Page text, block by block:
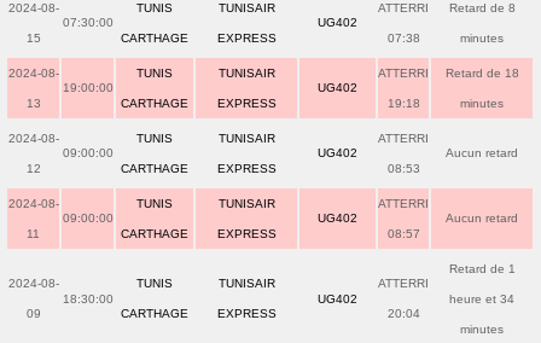
2024-08-
15
07:30:00
TUNIS
CARTHAGE
TUNISAIR
EXPRESS
UG402
ATTERRI
07:38
Retard de 8
minutes
2024-08-
13
19:00:00
TUNIS
CARTHAGE
TUNISAIR
EXPRESS
UG402
ATTERRI
19:18
Retard de 18
minutes
2024-08-
12
09:00:00
TUNIS
CARTHAGE
TUNISAIR
EXPRESS
UG402
ATTERRI
08:53
Aucun retard
2024-08-
11
09:00:00
TUNIS
CARTHAGE
TUNISAIR
EXPRESS
UG402
ATTERRI
08:57
Aucun retard
2024-08-
09
18:30:00
TUNIS
CARTHAGE
TUNISAIR
EXPRESS
UG402
ATTERRI
20:04
Retard de 1
heure et 34
minutes